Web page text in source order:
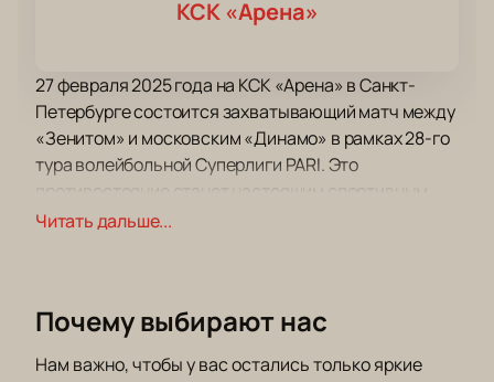
КСК «Арена»
27 февраля 2025 года на КСК «Арена» в Санкт-
Петербурге состоится захватывающий матч между
«Зенитом» и московским «Динамо» в рамках 28-го
тура волейбольной Суперлиги PARI. Это
праздником, ведь в первом круге чемпионата
КСК «Арена» — это современная площадка, которая
просмотра матчей. Отличная видимость с любой
Читать дальше...
Почему выбирают нас
Нам важно, чтобы у вас остались только яркие